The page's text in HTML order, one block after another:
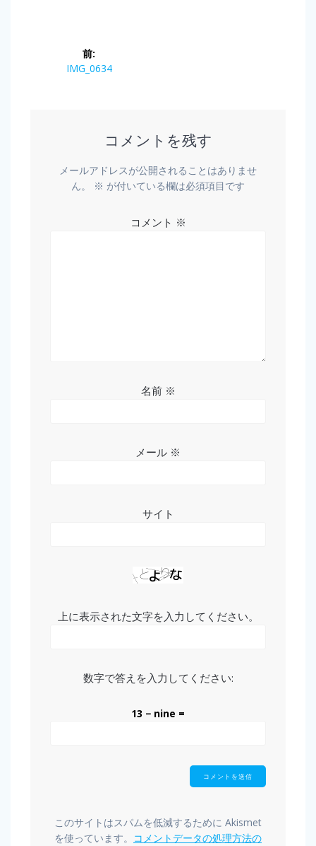
前:
IMG_0634
コメントを残す
メールアドレスが公開されることはありませ
ん。
※ が付いている欄は必須項目です
コメント ※
名前 ※
メール ※
サイト
上に表示された文字を入力してください。
数字で答えを入力してください:
13 − nine =
このサイトはスパムを低減するために Akismet
を使っています。 コメントデータの処理方法の